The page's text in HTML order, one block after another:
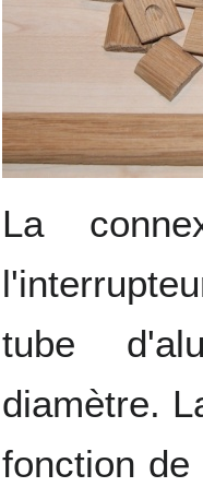
La
tube
diamètre.
fonction